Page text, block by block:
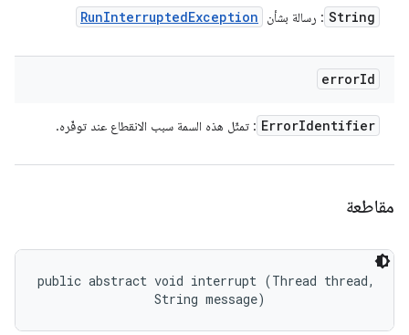
String : رسالة بشأن RunInterruptedException
errorId
ErrorIdentifier : تمثّل هذه السمة سبب الانقطاع عند توفّره.
مقاطعة
public abstract void interrupt (Thread thread,
                String message)